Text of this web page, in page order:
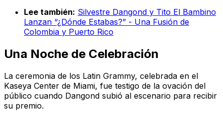
Lee también: Silvestre Dangond y Tito El Bambino
Lanzan “¿Dónde Estabas?” - Una Fusión de
Colombia y Puerto Rico
Una Noche de Celebración
La ceremonia de los Latin Grammy, celebrada en el
Kaseya Center de Miami, fue testigo de la ovación del
público cuando Dangond subió al escenario para recibir
su premio.